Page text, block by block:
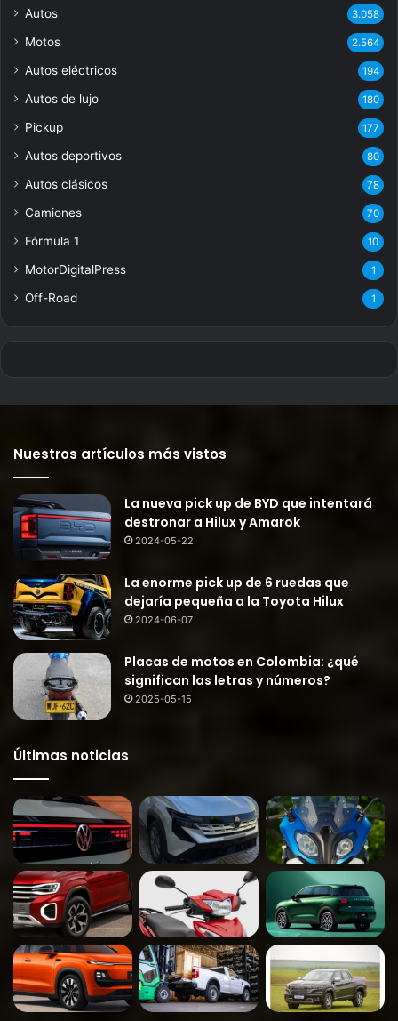
Autos 3.058
Motos 2.564
Autos eléctricos 194
Autos de lujo 180
Pickup 177
Autos deportivos 80
Autos clásicos 78
Camiones 70
Fórmula 1 10
MotorDigitalPress 1
Off-Road 1
Nuestros artículos más vistos
La nueva pick up de BYD que intentará
destronar a Hilux y Amarok
2024-05-22
La enorme pick up de 6 ruedas que
dejaría pequeña a la Toyota Hilux
2024-06-07
Placas de motos en Colombia: ¿qué
significan las letras y números?
2025-05-15
Últimas noticias